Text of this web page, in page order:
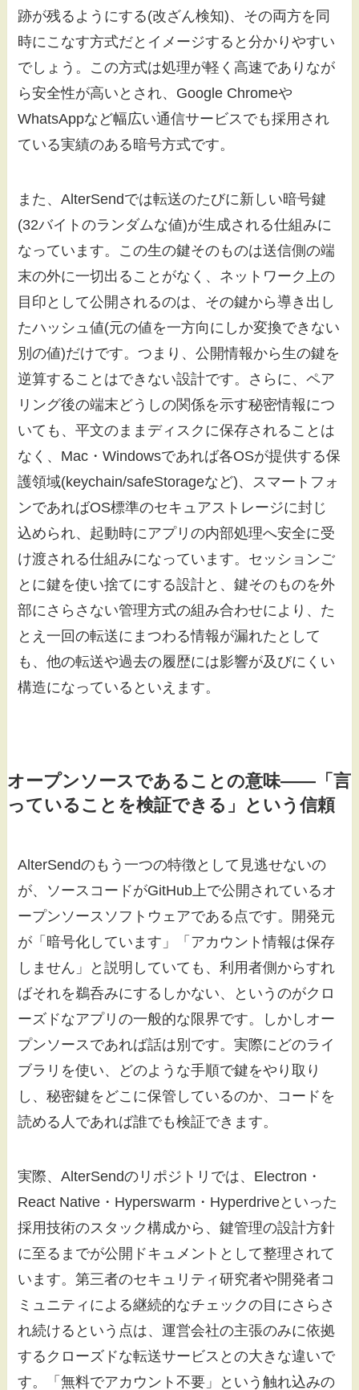
跡が残るようにする(改ざん検知)、その両方を同
時にこなす方式だとイメージすると分かりやすい
でしょう。この方式は処理が軽く高速でありなが
ら安全性が高いとされ、Google Chromeや
WhatsAppなど幅広い通信サービスでも採用され
ている実績のある暗号方式です。
また、AlterSendでは転送のたびに新しい暗号鍵
(32バイトのランダムな値)が生成される仕組みに
なっています。この生の鍵そのものは送信側の端
末の外に一切出ることがなく、ネットワーク上の
目印として公開されるのは、その鍵から導き出し
たハッシュ値(元の値を一方向にしか変換できない
別の値)だけです。つまり、公開情報から生の鍵を
逆算することはできない設計です。さらに、ペア
リング後の端末どうしの関係を示す秘密情報につ
いても、平文のままディスクに保存されることは
なく、Mac・Windowsであれば各OSが提供する保
護領域(keychain/safeStorageなど)、スマートフォ
ンであればOS標準のセキュアストレージに封じ
込められ、起動時にアプリの内部処理へ安全に受
け渡される仕組みになっています。セッションご
とに鍵を使い捨てにする設計と、鍵そのものを外
部にさらさない管理方式の組み合わせにより、た
とえ一回の転送にまつわる情報が漏れたとして
も、他の転送や過去の履歴には影響が及びにくい
構造になっているといえます。
オープンソースであることの意味——「言
っていることを検証できる」という信頼
AlterSendのもう一つの特徴として見逃せないの
が、ソースコードがGitHub上で公開されているオ
ープンソースソフトウェアである点です。開発元
が「暗号化しています」「アカウント情報は保存
しません」と説明していても、利用者側からすれ
ばそれを鵜呑みにするしかない、というのがクロ
ーズドなアプリの一般的な限界です。しかしオー
プンソースであれば話は別です。実際にどのライ
ブラリを使い、どのような手順で鍵をやり取り
し、秘密鍵をどこに保管しているのか、コードを
読める人であれば誰でも検証できます。
実際、AlterSendのリポジトリでは、Electron・
React Native・Hyperswarm・Hyperdriveといった
採用技術のスタック構成から、鍵管理の設計方針
に至るまでが公開ドキュメントとして整理されて
います。第三者のセキュリティ研究者や開発者コ
ミュニティによる継続的なチェックの目にさらさ
れ続けるという点は、運営会社の主張のみに依拠
するクローズドな転送サービスとの大きな違いで
す。「無料でアカウント不要」という触れ込みの